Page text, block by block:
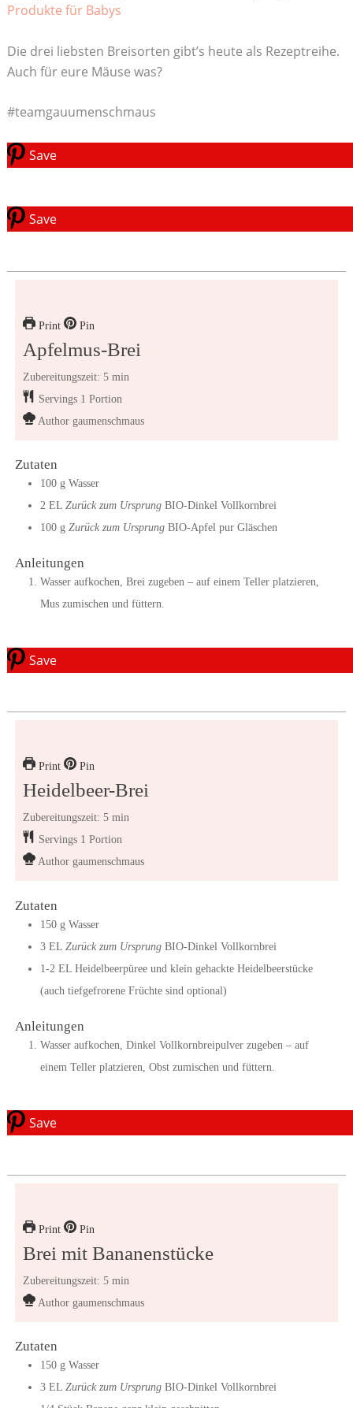
Produkte für Babys
Die drei liebsten Breisorten gibt’s heute als Rezeptreihe.
Auch für eure Mäuse was?
#teamgauumenschmaus
Save
Save
Print Pin
Apfelmus-Brei
Zubereitungszeit: 5 min
Servings 1 Portion
Author gaumenschmaus
Zutaten
100 g Wasser
2 EL Zurück zum Ursprung BIO-Dinkel Vollkornbrei
100 g Zurück zum Ursprung BIO-Apfel pur Gläschen
Anleitungen
Wasser aufkochen, Brei zugeben – auf einem Teller platzieren,
Mus zumischen und füttern.
Save
Print Pin
Heidelbeer-Brei
Zubereitungszeit: 5 min
Servings 1 Portion
Author gaumenschmaus
Zutaten
150 g Wasser
3 EL Zurück zum Ursprung BIO-Dinkel Vollkornbrei
1-2 EL Heidelbeerpüree und klein gehackte Heidelbeerstücke
(auch tiefgefrorene Früchte sind optional)
Anleitungen
Wasser aufkochen, Dinkel Vollkornbreipulver zugeben – auf
einem Teller platzieren, Obst zumischen und füttern.
Save
Print Pin
Brei mit Bananenstücke
Zubereitungszeit: 5 min
Author gaumenschmaus
Zutaten
150 g Wasser
3 EL Zurück zum Ursprung BIO-Dinkel Vollkornbrei